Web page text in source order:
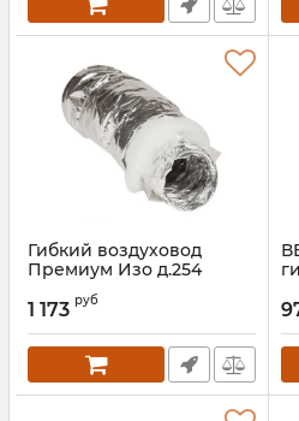
Гибкий воздуховод
Премиум Изо д.254
00000016983
1 173 руб